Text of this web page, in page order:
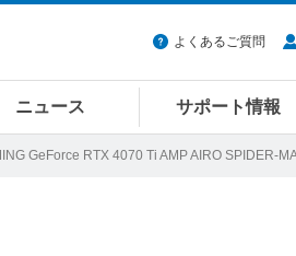
よくあるご質問
ニュース サポート情報
GeForce RTX 4070 Ti AMP AIRO SPIDER-